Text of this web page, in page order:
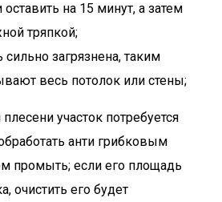
оставить на 15 минут, а затем
тряпкой;
сильно загрязнена, таким
весь потолок или стены;
участок потребуется
анти грибковым
промыть; если его площадь
очистить его будет